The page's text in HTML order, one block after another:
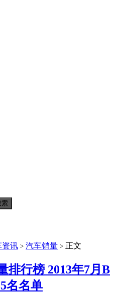
资讯 > 汽车销量 > 正文
排行榜 2013年7月B
名名单